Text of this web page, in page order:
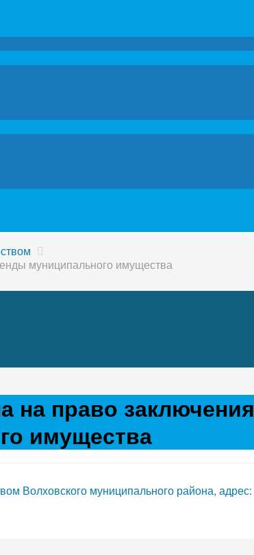
муниципального имущества
на право заключения
имущества
Волховского муниципального района, адрес: